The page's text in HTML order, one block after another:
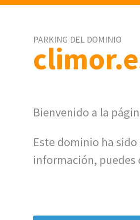
PARKING DEL DOMINIO
Bienvenido a la
Este dominio ha
información,